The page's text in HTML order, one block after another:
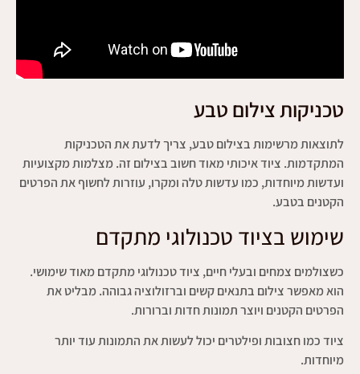
טכניקות צילום טבע
לתוצאות מרשימות בצילום טבע, צריך לדעת את הטכניקות
המתקדמות. ציוד איכותי מאוד חשוב בצילום זה. מצלמות מקצועיות
ועדשות מיוחדות, כמו עדשות טלה ומקרו, עוזרות לחשוף את הפרטים
הקטנים בטבע.
שימוש בציוד טכנולוגי מתקדם
כשצולמים צמחים ובעלי חיים, ציוד טכנולוגי מתקדם מאוד שימושי.
הוא מאפשר צילום בתנאים קשים וברזולוציה גבוהה. מבליט את
הפרטים הקטנים ויוצר תמונות חדות וברורות.
ציוד כמו חצובות ופילטרים יכול לעשות את התמונות עוד יותר
מיוחדות.